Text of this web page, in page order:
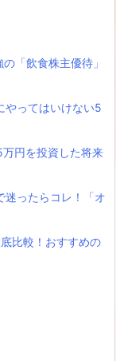
「飲食株主優待」
やってはいけない5
万円を投資した将来
迷ったらコレ！「オ
比較！おすすめの